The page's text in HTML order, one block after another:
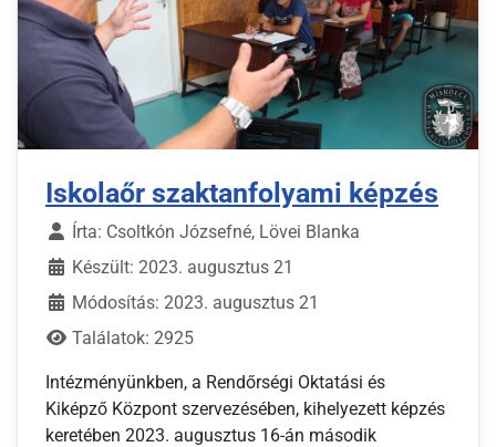
Iskolaőr szaktanfolyami képzés
Írta: Csoltkón Józsefné, Lövei Blanka
Készült: 2023. augusztus 21
Módosítás: 2023. augusztus 21
Találatok: 2925
Intézményünkben, a Rendőrségi Oktatási és
Kiképző Központ szervezésében, kihelyezett képzés
keretében 2023. augusztus 16-án második